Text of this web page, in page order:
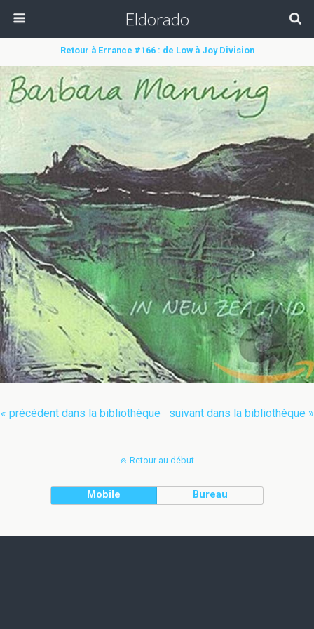
Eldorado
Retour à Errance #166 : de Low à Joy Division
« précédent dans la bibliothèque suivant dans la bibliothèque »
Retour au début
Mobile Bureau